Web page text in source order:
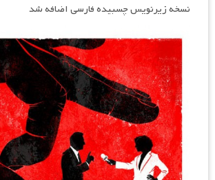
نسخه زیرنویس چسبیده فارسی اضافه شد